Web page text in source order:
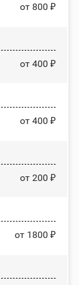
от 800 ₽
от 400 ₽
от 400 ₽
от 200 ₽
от 1800 ₽